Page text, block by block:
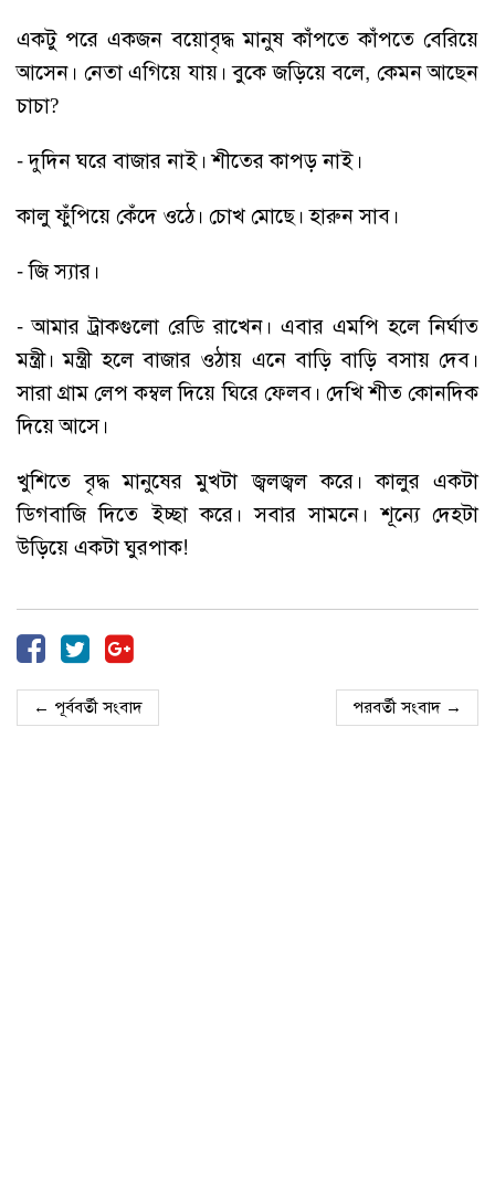
একটু পরে একজন বয়োবৃদ্ধ মানুষ কাঁপতে কাঁপতে বেরিয়ে
আসেন। নেতা এগিয়ে যায়। বুকে জড়িয়ে বলে, কেমন আছেন
চাচা?
- দুদিন ঘরে বাজার নাই। শীতের কাপড় নাই।
কালু ফুঁপিয়ে কেঁদে ওঠে। চোখ মোছে। হারুন সাব।
- জি স্যার।
- আমার ট্রাকগুলো রেডি রাখেন। এবার এমপি হলে নির্ঘাত
মন্ত্রী। মন্ত্রী হলে বাজার ওঠায় এনে বাড়ি বাড়ি বসায় দেব।
সারা গ্রাম লেপ কম্বল দিয়ে ঘিরে ফেলব। দেখি শীত কোনদিক
দিয়ে আসে।
খুশিতে বৃদ্ধ মানুষের মুখটা জ্বলজ্বল করে। কালুর একটা
ডিগবাজি দিতে ইচ্ছা করে। সবার সামনে। শূন্যে দেহটা
উড়িয়ে একটা ঘুরপাক!
← পূর্ববর্তী সংবাদ পরবর্তী সংবাদ →